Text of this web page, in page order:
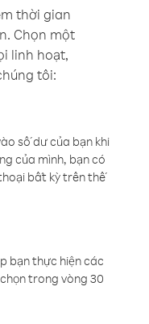
thời gian
Chọn một
linh hoạt,
tôi:
số dư của bạn khi
của mình, bạn có
bất kỳ trên thế
bạn thực hiện các
trong vòng 30